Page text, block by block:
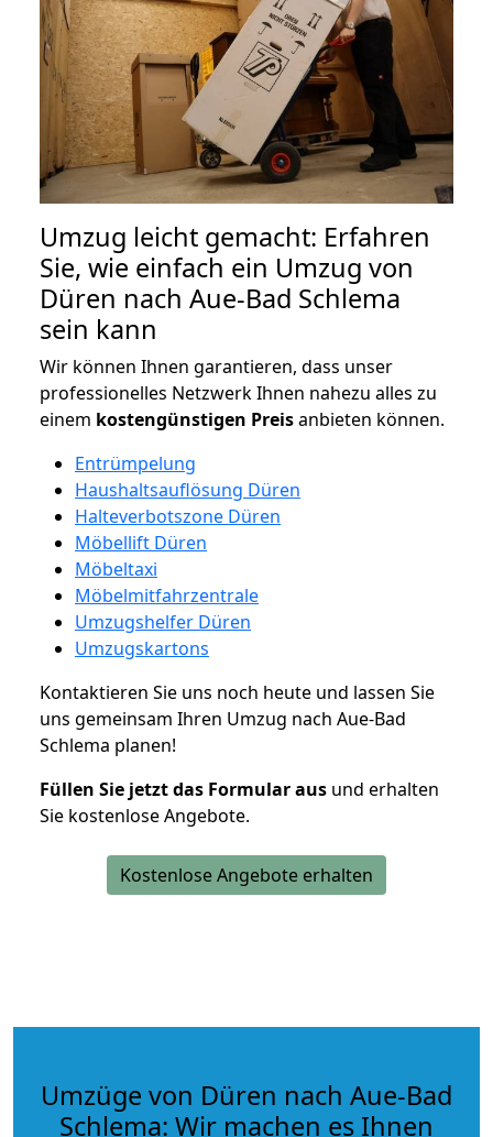
Umzug leicht gemacht: Erfahren
Sie, wie einfach ein Umzug von
Düren nach Aue-Bad Schlema
sein kann
Wir können Ihnen garantieren, dass unser
professionelles Netzwerk Ihnen nahezu alles zu
einem kostengünstigen Preisanbieten können.
Entrümpelung
Haushaltsauflösung Düren
Halteverbotszone Düren
Möbellift Düren
Möbeltaxi
Möbelmitfahrzentrale
Umzugshelfer Düren
Umzugskartons
Kontaktieren Sie uns noch heute und lassen Sie
uns gemeinsam Ihren Umzug nach Aue-Bad
Schlema planen!
Füllen Sie jetzt das Formular aus und erhalten
Sie kostenlose Angebote.
Kostenlose Angebote erhalten
Umzüge von Düren nach Aue-Bad
Schlema: Wir machen es Ihnen